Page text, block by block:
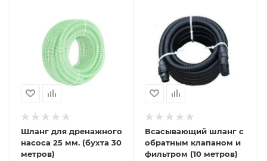
Шланг для дренажного
насоса 25 мм. (бухта 30
метров)
Всасывающий шланг с
обратным клапаном и
фильтром (10 метров)